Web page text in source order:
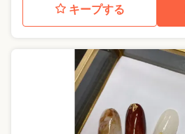
キープする